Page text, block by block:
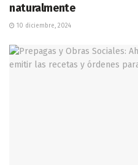
naturalmente
10 diciembre, 2024